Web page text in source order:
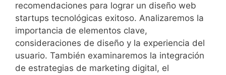
recomendaciones para lograr un diseño web
startups tecnológicas exitoso. Analizaremos la
importancia de elementos clave,
consideraciones de diseño y la experiencia del
usuario. También examinaremos la integración
de estrategias de marketing digital, el